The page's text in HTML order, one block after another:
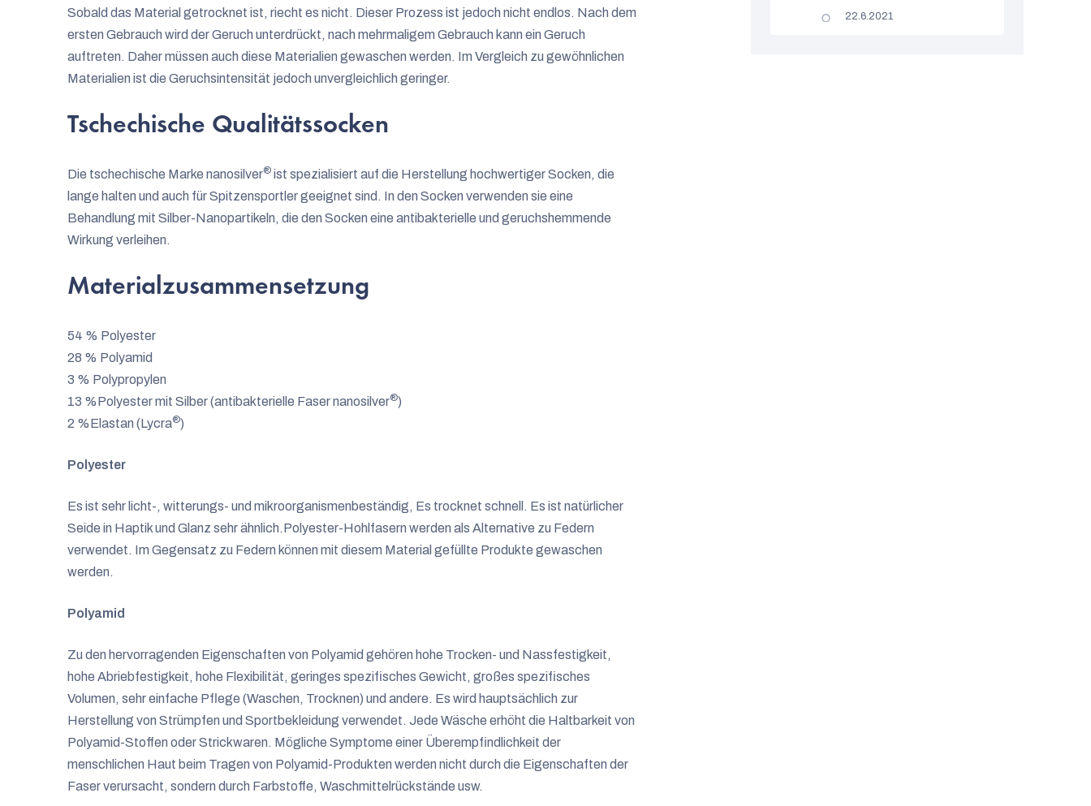
Sobald das Material getrocknet ist, riecht es nicht. Dieser Prozess ist jedoch nicht endlos. Nach dem
ersten Gebrauch wird der Geruch unterdrückt, nach mehrmaligem Gebrauch kann ein Geruch
auftreten. Daher müssen auch diese Materialien gewaschen werden. Im Vergleich zu gewöhnlichen
Materialien ist die Geruchsintensität jedoch unvergleichlich geringer.
Tschechische Qualitätssocken
Die tschechische Marke nanosilver® ist spezialisiert auf die Herstellung hochwertiger Socken, die
lange halten und auch für Spitzensportler geeignet sind. In den Socken verwenden sie eine
Behandlung mit Silber-Nanopartikeln, die den Socken eine antibakterielle und geruchshemmende
Wirkung verleihen.
Materialzusammensetzung
54 % Polyester
28 % Polyamid
3 % Polypropylen
13 %Polyester mit Silber (antibakterielle Faser nanosilver®)
2 %Elastan (Lycra®)
Polyester
Es ist sehr licht-, witterungs- und mikroorganismenbeständig, Es trocknet schnell. Es ist natürlicher
Seide in Haptik und Glanz sehr ähnlich.Polyester-Hohlfasern werden als Alternative zu Federn
verwendet. Im Gegensatz zu Federn können mit diesem Material gefüllte Produkte gewaschen
werden.
Polyamid
Zu den hervorragenden Eigenschaften von Polyamid gehören hohe Trocken- und Nassfestigkeit,
hohe Abriebfestigkeit, hohe Flexibilität, geringes spezifisches Gewicht, großes spezifisches
Volumen, sehr einfache Pflege (Waschen, Trocknen) und andere. Es wird hauptsächlich zur
Herstellung von Strümpfen und Sportbekleidung verwendet. Jede Wäsche erhöht die Haltbarkeit von
Polyamid-Stoffen oder Strickwaren. Mögliche Symptome einer Überempfindlichkeit der
menschlichen Haut beim Tragen von Polyamid-Produkten werden nicht durch die Eigenschaften der
Faser verursacht, sondern durch Farbstoffe, Waschmittelrückstände usw.
Die
22.6.2021